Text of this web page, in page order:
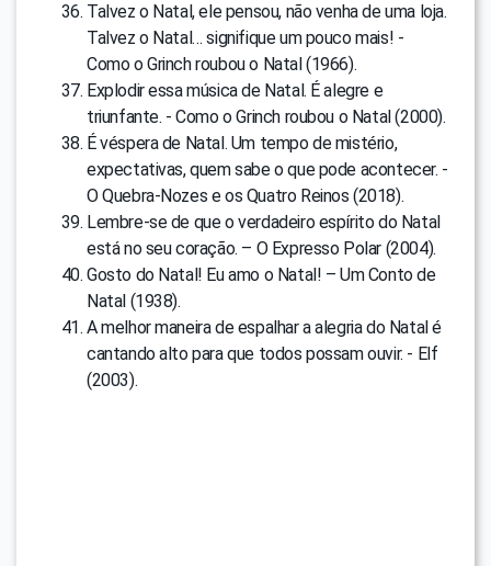
Talvez o Natal, ele pensou, não venha de uma loja.
Talvez o Natal… signifique um pouco mais! -
Como o Grinch roubou o Natal (1966).
Explodir essa música de Natal. É alegre e
triunfante. - Como o Grinch roubou o Natal (2000).
É véspera de Natal. Um tempo de mistério,
expectativas, quem sabe o que pode acontecer. -
O Quebra-Nozes e os Quatro Reinos (2018).
Lembre-se de que o verdadeiro espírito do Natal
está no seu coração. – O Expresso Polar (2004).
Gosto do Natal! Eu amo o Natal! – Um Conto de
Natal (1938).
A melhor maneira de espalhar a alegria do Natal é
cantando alto para que todos possam ouvir. - Elf
(2003).